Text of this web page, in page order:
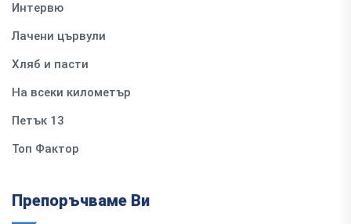
Интервю
Лачени цървули
Хляб и пасти
На всеки километър
Петък 13
Топ Фактор
Препоръчваме Ви